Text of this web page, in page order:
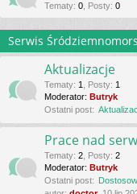
Tematy: 0 Posty: 0
Serwis
Aktualizacje
Tematy: 1 Posty: 1
Moderator: Butryk
Ostatni post:
Prace nad
Tematy: 2 Posty: 2
Moderator: Butryk
Ostatni post: